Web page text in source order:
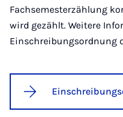
Fachsemesterzählung
wird gezählt. Weitere
Einschreibungsordnung